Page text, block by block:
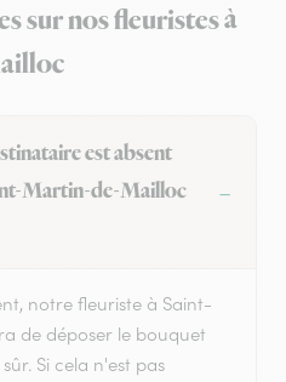
sur nos fleuristes à
est absent
Martin-de-Mailloc
notre fleuriste à Saint-
de déposer le bouquet
Si cela n'est pas